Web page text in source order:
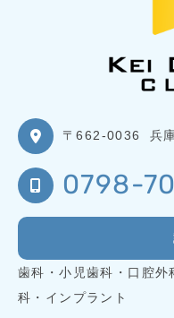
〒662-0036 兵
0798-
歯科・小児歯科・口腔
科・インプラント